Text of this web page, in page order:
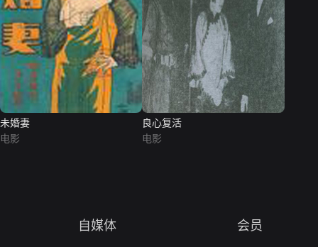
未婚妻
电影
良心复活
电影
自媒体 会员